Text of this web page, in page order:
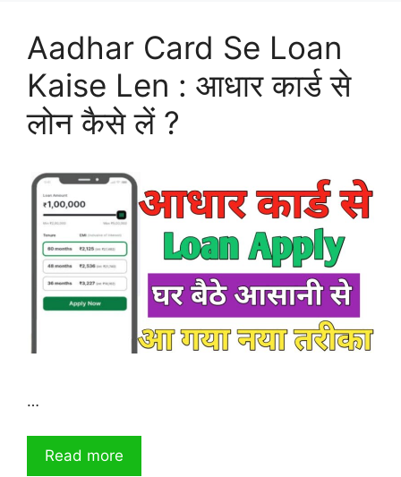
Aadhar Card Se Loan
Kaise Len : आधार कार्ड से
लोन कैसे लें ?
…
Read more